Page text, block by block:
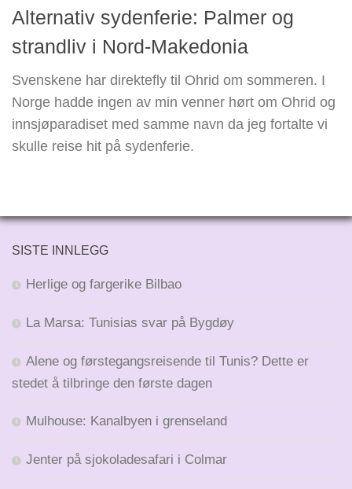
Alternativ sydenferie: Palmer og
strandliv i Nord-Makedonia
Svenskene har direktefly til Ohrid om sommeren. I
Norge hadde ingen av min venner hørt om Ohrid og
innsjøparadiset med samme navn da jeg fortalte vi
skulle reise hit på sydenferie.
SISTE INNLEGG
Herlige og fargerike Bilbao
La Marsa: Tunisias svar på Bygdøy
Alene og førstegangsreisende til Tunis? Dette er
stedet å tilbringe den første dagen
Mulhouse: Kanalbyen i grenseland
Jenter på sjokoladesafari i Colmar